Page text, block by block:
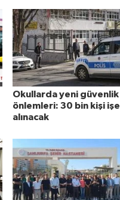
Okullarda yeni güvenlik
önlemleri: 30 bin kişi işe
alınacak